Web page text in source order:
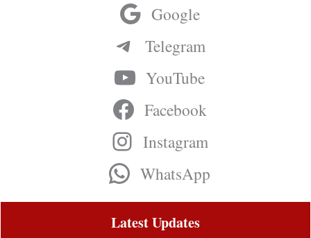
Google
Telegram
YouTube
Facebook
Instagram
WhatsApp
Latest Updates